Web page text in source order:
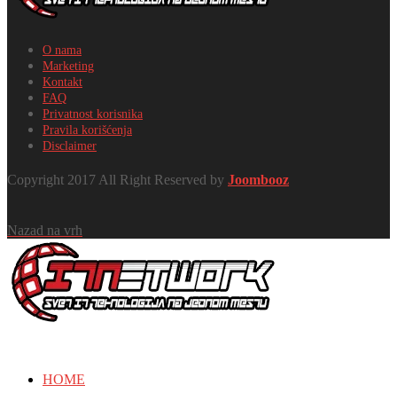
O nama
Marketing
Kontakt
FAQ
Privatnost korisnika
Pravila korišćenja
Disclaimer
Copyright 2017 All Right Reserved by Joombooz
Nazad na vrh
HOME